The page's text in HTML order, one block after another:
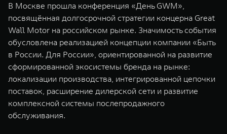
WEY 07
Расширяя границы комфорта
от 6 149 000 ₽
WEY 05
Эстетика
от 5 699
В Москве прошла конференция «День GWM»,
посвящённая долгосрочной стратегии концерна Great
Wall Motor на российском рынке. Значимость события
обусловлена реализацией концепции компании «Быть
в России. Для России», ориентированной на развитие
сформированной экосистемы бренда на рынке:
локализации производства, интегрированной цепочки
поставок, расширение дилерской сети и развитие
комплексной системы послепродажного
обслуживания.